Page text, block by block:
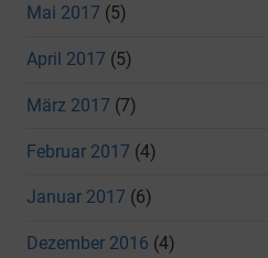
Mai 2017 (5)
April 2017 (5)
März 2017 (7)
Februar 2017 (4)
Januar 2017 (6)
Dezember 2016 (4)